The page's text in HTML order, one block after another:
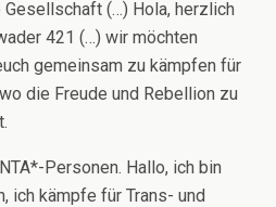
(…) Hola, herzlich
421 (…) wir möchten
gemeinsam zu kämpfen für
die Freude und Rebellion zu
Personen. Hallo, ich bin
ich kämpfe für Trans- und